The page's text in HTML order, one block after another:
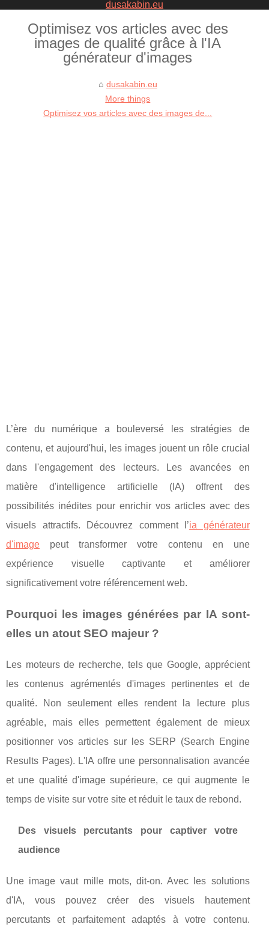
Optimisez vos articles avec des
images de qualité grâce à l'IA
générateur d'images
dusakabin.eu
More things
Optimisez vos articles avec des images de...
L’ère du numérique a bouleversé les stratégies de
contenu, et aujourd'hui, les images jouent un rôle crucial
dans l'engagement des lecteurs. Les avancées en
matière d'intelligence artificielle (IA) offrent des
possibilités inédites pour enrichir vos articles avec des
visuels attractifs. Découvrez comment l’ia générateur
d'image peut transformer votre contenu en une
expérience visuelle captivante et améliorer
significativement votre référencement web.
Pourquoi les images générées par IA sont-
elles un atout SEO majeur ?
Les moteurs de recherche, tels que Google, apprécient
les contenus agrémentés d'images pertinentes et de
qualité. Non seulement elles rendent la lecture plus
agréable, mais elles permettent également de mieux
positionner vos articles sur les SERP (Search Engine
Results Pages). L'IA offre une personnalisation avancée
et une qualité d'image supérieure, ce qui augmente le
temps de visite sur votre site et réduit le taux de rebond.
Des visuels percutants pour captiver votre
audience
Une image vaut mille mots, dit-on. Avec les solutions
d'IA, vous pouvez créer des visuels hautement
percutants et parfaitement adaptés à votre contenu.
dusakabin.eu